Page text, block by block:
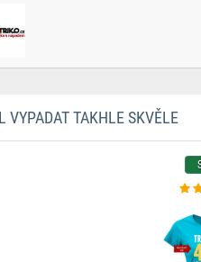
TAKHLE SKVĚLE